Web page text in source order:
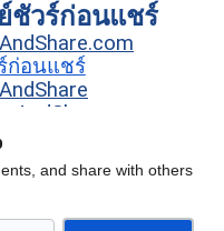
and share with others
ชัวร์ก่อนแชร์
ก่อนแชร์
And Share